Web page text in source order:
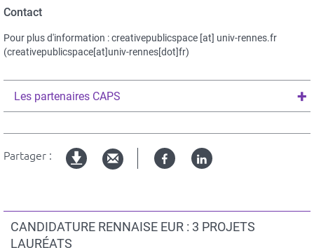
Contact
Pour plus d'information :creativepublicspace [at] univ-rennes.fr
(creativepublicspace[at]univ-rennes[dot]fr)
Les partenaires CAPS
Partager : FacebookLinked
CANDIDATURE RENNAISE EUR : 3 PROJETS
LAURÉATS